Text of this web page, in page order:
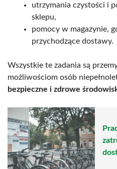
utrzymania czystości i
sklepu,
pomocy w magazynie,
przychodzące dostawy.
Wszystkie te zadania są
możliwościom osób
bezpieczne i zdrowe